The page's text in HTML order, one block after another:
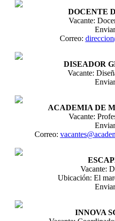
DOCENTE
Vacante:
Correo:
DISEADOR
Vacante:
ACADEMIA DE
Vacante:
Correo:
Vacante:
Ubicación: El
INNOVA